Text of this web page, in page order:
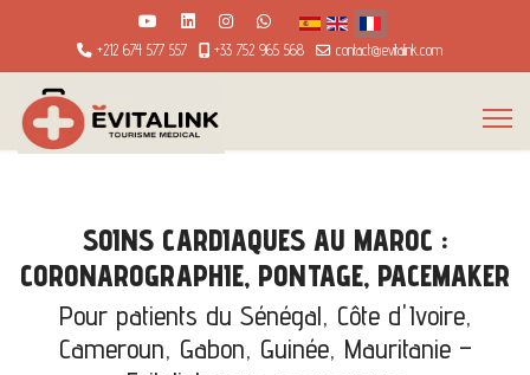
Sélectionnez votre langue
+212 674 577 557 +33 752 965 568 contact@evitalink.com
SOINS CARDIAQUES AU MAROC :
CORONAROGRAPHIE, PONTAGE, PACEMAKER
Pour patients du Sénégal, Côte d'Ivoire,
Cameroun, Gabon, Guinée, Mauritanie –